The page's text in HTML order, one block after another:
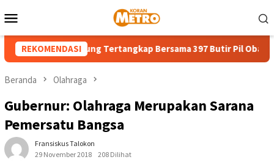
ke
Mobile
REKOMENDASI
Tahun di Bitung Tertangkap Bersama 397 Butir Pil Obat Keras
Beranda Olahraga
Gubernur: Olahraga Merupakan Sarana
Pemersatu Bangsa
Fransiskus Talokon
29 November 2018
208 Dilihat